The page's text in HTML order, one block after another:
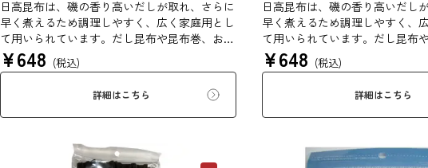
日高昆布は、磯の香り高いだしが取れ、さらに
早く煮えるため調理しやすく、広く家庭用とし
て用いられています。だし昆布や昆布巻、おで
ん、佃煮、煮締め等に最適です。
¥648 (税込)
詳細はこちら
日高昆布は、磯の香り高いだし
早く煮えるため調理しやすく、
て用いられています。だし昆布
ん、佃煮、煮締め等に最適です
¥648 (税込)
詳細はこちら